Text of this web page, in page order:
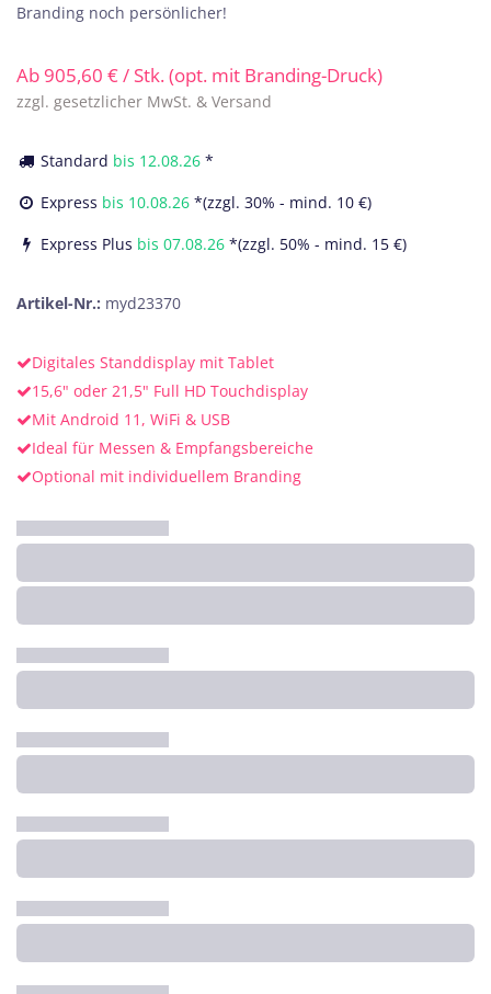
Branding noch persönlicher!
Ab 905,60 €/ Stk. (opt. mit Branding-Druck)
zzgl. gesetzlicher MwSt. & Versand
Standard bis 12.08.26 *
Express bis 10.08.26 *(zzgl. 30% - mind. 10 €)
Express Plus bis 07.08.26 *(zzgl. 50% - mind. 15 €)
Artikel-Nr.: myd23370
Digitales Standdisplay mit Tablet
15,6" oder 21,5" Full HD Touchdisplay
Mit Android 11, WiFi & USB
Ideal für Messen & Empfangsbereiche
Optional mit individuellem Branding